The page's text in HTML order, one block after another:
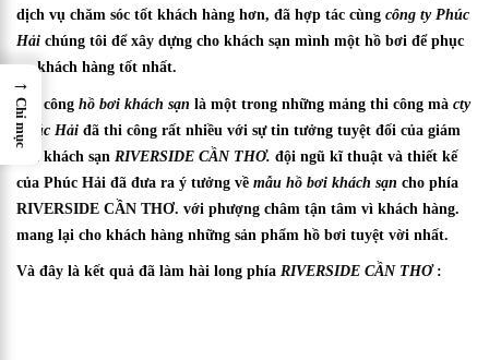
dịch vụ chăm sóc tốt khách hàng hơn, đã hợp tác cùng công ty Phúc
Hải chúng tôi để xây dựng cho khách sạn mình một hồ bơi để phục
vụ khách hàng tốt nhất.
Thi công hồ bơi khách sạn là một trong những mảng thi công mà cty
Phúc Hải đã thi công rất nhiều với sự tin tưởng tuyệt đối của giám
đốc khách sạn RIVERSIDE CẦN THƠ. đội ngũ kĩ thuật và thiết kế
của Phúc Hải đã đưa ra ý tưởng về mẫu hồ bơi khách sạn cho phía
RIVERSIDE CẦN THƠ. với phượng châm tận tâm vì khách hàng.
mang lại cho khách hàng những sản phẩm hồ bơi tuyệt vời nhất.
Và đây là kết quả đã làm hài long phía RIVERSIDE CẦN THƠ:
→
Chỉ mục